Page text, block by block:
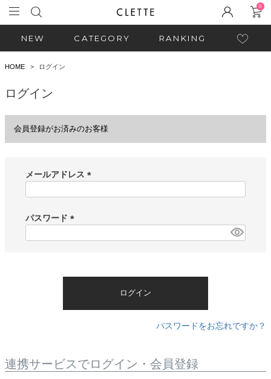
0
NEW CATEGORY RANKING
HOME ログイン
ログイン
会員登録がお済みのお客様
メールアドレス
)
パスワード
ログイン
パスワードをお忘れですか？
連携サービスでログイン・会員登録